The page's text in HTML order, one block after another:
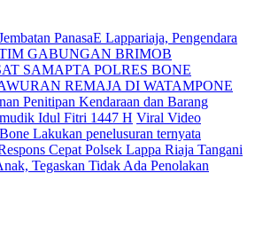
PanasaE Lappariaja, Pengendara
GABUNGAN BRIMOB
SAMAPTA POLRES BONE
REMAJA DI WATAMPONE
Penitipan Kendaraan dan Barang
Idul Fitri 1447 H Viral Video
Lakukan penelusuran ternyata
Cepat Polsek Lappa Riaja Tangani
Tegaskan Tidak Ada Penolakan